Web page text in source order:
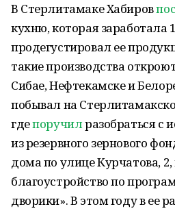
В Стерлитамаке Хабиров
кухню, которая заработала
продегустировал ее
такие производства
Сибае, Нефтекамске и
побывал на
гдепоручилразобраться с
из резервного зернового
дома по улице Курчатова, 2,
благоустройство по
дворики». В этом году в ее